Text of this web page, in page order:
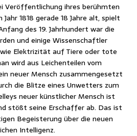
Veröffentlichung ihres berühmten
1818 gerade 18 Jahre alt, spielt
des 19. Jahrhundert war die
und einige Wissenschaftler
Elektrizität auf Tiere oder tote
wird aus Leichenteilen vom
neuer Mensch zusammengesetzt
die Blitze eines Unwetters zum
neuer künstlicher Mensch ist
stößt seine Erschaffer ab. Das ist
Begeisterung über die neuen
Intelligenz.